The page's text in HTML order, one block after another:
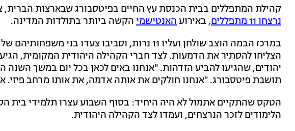
קהילת המתפללים בבית הכנסת עץ החיים בפיטסבורג שבארצות הברית,
נרצחו 11 מתפללים,
באירוע האנטישמי הקשה ביותר בתולדות המדינה.
במרכז הבמה הוצב שולחן ועליו 11 נרות, וסביבו צעדו
הצליחו להסתיר את הדמעות. לצד חברי הקהילה היהודית המקומית,
יהודים, שהגיעו להביע הזדהות. "אנחנו באים לכאן בכל יום במשך השנה
תושבת פיטסבורג. "אנחנו חולקים את אותה אדמה, את אותו מרחב פיזי.
הטקס שהתקיים אתמול לא היה היחיד: בסוף השבוע עצרו תלמידי בית
הלימודים לזכר הנרצחים, ועמדו לצד הקהילה היהודית.